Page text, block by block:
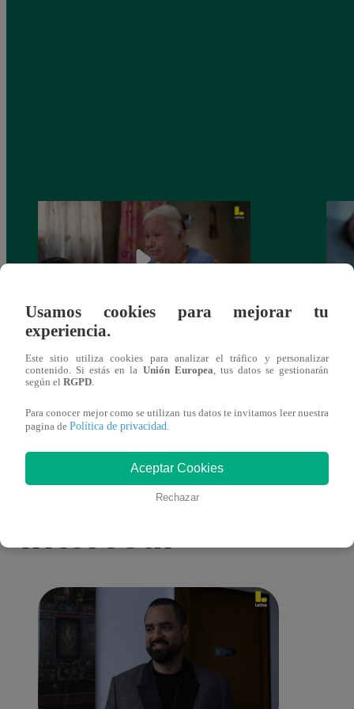
toma una difícil decisión por el futuro de
sus nietos!
También te puede
interesar
Usamos cookies para mejorar tu
experiencia.
Este sitio utiliza cookies para analizar el tráfico y personalizar
contenido. Si estás en la Unión Europea, tus datos se gestionarán
según el RGPD.
Para conocer mejor como se utilizan tus datos te invitamos leer nuestra
pagina de Política de privacidad.
Aceptar Cookies
Rechazar